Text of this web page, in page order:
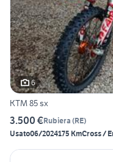
6
KTM 85 sx
3.500 €Rubiera (RE)
Usato06/2024175 KmCross /